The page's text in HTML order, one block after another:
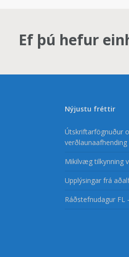
Ef þú hefur
Nýjustu fréttir
Útskriftarfögnuður
verðlaunaafhending
Mikilvæg tilkynning
Upplýsingar frá
Ráðstefnudagur FL